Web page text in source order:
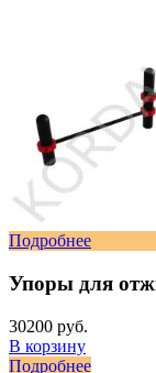
Подробнее
Упоры для
30200 руб.
В корзину
Подробнее